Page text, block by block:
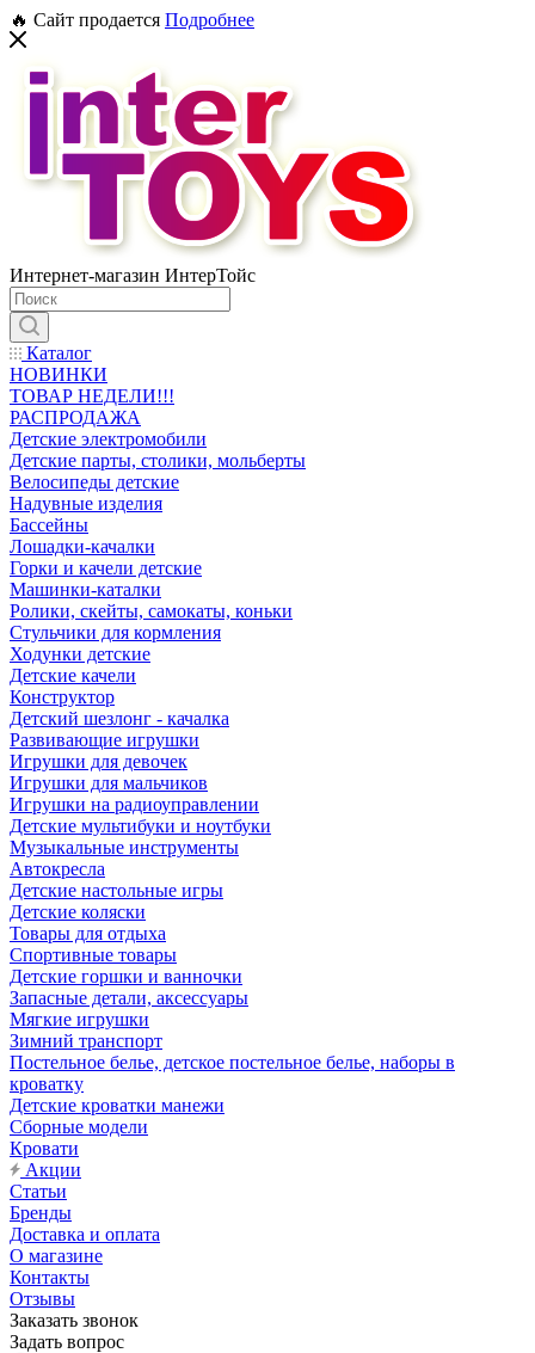
🔥 Сайт продается Подробнее
Интернет-магазин ИнтерТойс
Каталог
НОВИНКИ
ТОВАР НЕДЕЛИ!!!
РАСПРОДАЖА
Детские электромобили
Детские парты, столики, мольберты
Велосипеды детские
Надувные изделия
Бассейны
Лошадки-качалки
Горки и качели детские
Машинки-каталки
Ролики, скейты, самокаты, коньки
Стульчики для кормления
Ходунки детские
Детские качели
Конструктор
Детский шезлонг - качалка
Развивающие игрушки
Игрушки для девочек
Игрушки для мальчиков
Игрушки на радиоуправлении
Детские мультибуки и ноутбуки
Музыкальные инструменты
Автокресла
Детские настольные игры
Детские коляски
Товары для отдыха
Спортивные товары
Детские горшки и ванночки
Запасные детали, аксессуары
Мягкие игрушки
Зимний транспорт
Постельное белье, детское постельное белье, наборы в
кроватку
Детские кроватки манежи
Сборные модели
Кровати
Акции
Статьи
Бренды
Доставка и оплата
О магазине
Контакты
Отзывы
Заказать звонок
Задать вопрос